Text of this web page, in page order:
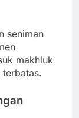
seniman
makhluk